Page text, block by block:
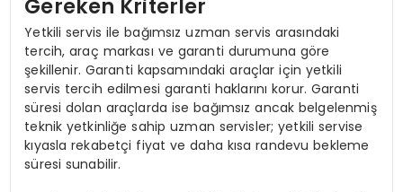
Gereken Kriterler
Yetkili servis ile bağımsız uzman servis arasındaki
tercih, araç markası ve garanti durumuna göre
şekillenir. Garanti kapsamındaki araçlar için yetkili
servis tercih edilmesi garanti haklarını korur. Garanti
süresi dolan araçlarda ise bağımsız ancak belgelenmiş
teknik yetkinliğe sahip uzman servisler; yetkili servise
kıyasla rekabetçi fiyat ve daha kısa randevu bekleme
süresi sunabilir.